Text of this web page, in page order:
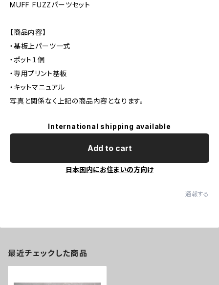
MUFF FUZZパーツセット
【商品内容】
・基板上パーツ一式
・ポット１個
・専用プリント基板
・キットマニュアル
写真と関係なく上記の商品内容となります。
International shipping available
Add to cart
日本国内にお住まいの方向け
通報する
最近チェックした商品